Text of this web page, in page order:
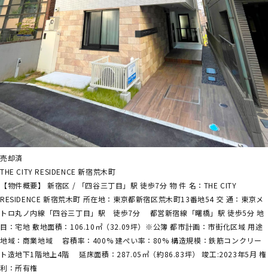
売却済
THE CITY RESIDENCE 新宿荒木町
【物件概要】 新宿区 / 「四谷三丁目」駅 徒歩7分 物 件 名：THE CITY
RESIDENCE 新宿荒木町 所在地：東京都新宿区荒木町13番地54 交 通：東京メ
トロ丸ノ内線「四谷三丁目」駅 徒歩7分 都営新宿線「曙橋」駅 徒歩5分 地
目：宅地 敷地面積：106.10㎡（32.09坪）※公簿 都市計画：市街化区域 用途
地域：商業地域 容積率：400% 建ぺい率：80% 構造規模：鉄筋コンクリー
ト造地下1階地上4階 延床面積：287.05㎡（約86.83坪） 竣工:2023年5月 権
利：所有権